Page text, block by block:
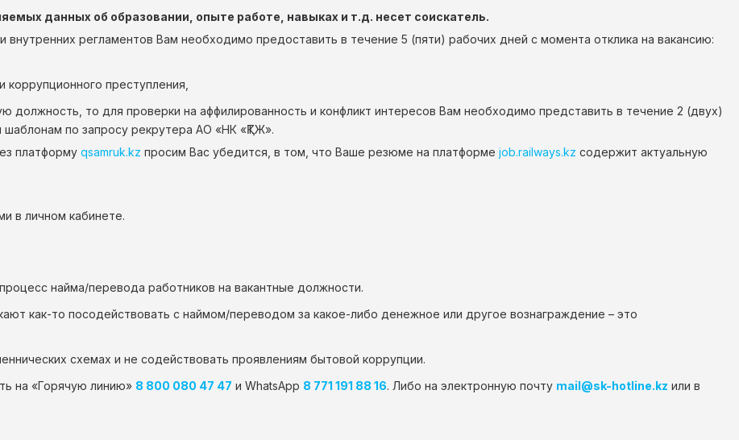
данных об образовании, опыте работе, навыках и т.д. несет соискатель.
внутренних регламентов Вам необходимо предоставить в течение 5 (пяти) рабочих дней с момента отклика на вакансию:
преступления,
должность, то для проверки на аффилированность и конфликт интересов Вам необходимо представить в течение 2 (двух)
по запросу рекрутера АО «НК «ҚТЖ».
платформу qsamruk.kz просим Вас убедится, в том, что Ваше резюме на платформе job.railways.kz содержит актуальную
в личном кабинете.
найма/перевода работников на вакантные должности.
как-то посодействовать с наймом/переводом за какое-либо денежное или другое вознаграждение – это
схемах и не содействовать проявлениям бытовой коррупции.
на «Горячую линию» 8 800 080 47 47 и WhatsApp 8 771 191 88 16. Либо на электронную почту mail@sk-hotline.kz или в